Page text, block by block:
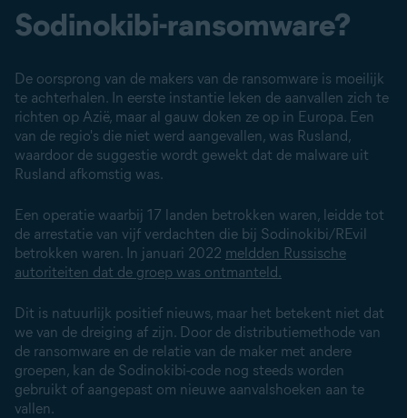
Sodinokibi-ransomware?
De oorsprong van de makers van de ransomware is moeilijk
te achterhalen. In eerste instantie leken de aanvallen zich te
richten op Azië, maar al gauw doken ze op in Europa. Een
van de regio's die niet werd aangevallen, was Rusland,
waardoor de suggestie wordt gewekt dat de malware uit
Rusland afkomstig was.
Een operatie waarbij 17 landen betrokken waren, leidde tot
de arrestatie van vijf verdachten die bij Sodinokibi/REvil
betrokken waren. In januari 2022 meldden Russische
autoriteiten dat de groep was ontmanteld.
Dit is natuurlijk positief nieuws, maar het betekent niet dat
we van de dreiging af zijn. Door de distributiemethode van
de ransomware en de relatie van de maker met andere
groepen, kan de Sodinokibi-code nog steeds worden
gebruikt of aangepast om nieuwe aanvalshoeken aan te
vallen.